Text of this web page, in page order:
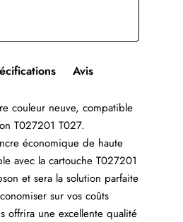
Avis
couleur neuve, compatible
T027201 T027.
économique de haute
avec la cartouche T027201
et sera la solution parfaite
sur vos coûts
offrira une excellente qualité